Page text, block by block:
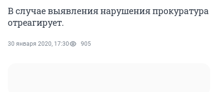
В случае выявления нарушения прокуратура
отреагирует.
30 января 2020, 17:30 905